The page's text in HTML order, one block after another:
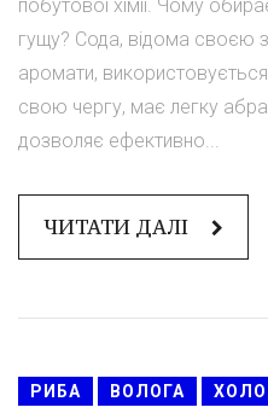
побутової хімії. Чому
гущу? Сода, відома своєю
аромати,
свою чергу, має легку
дозволяє ефективно...
ЧИТАТИ ДАЛІ
РИБА ВОЛОГА